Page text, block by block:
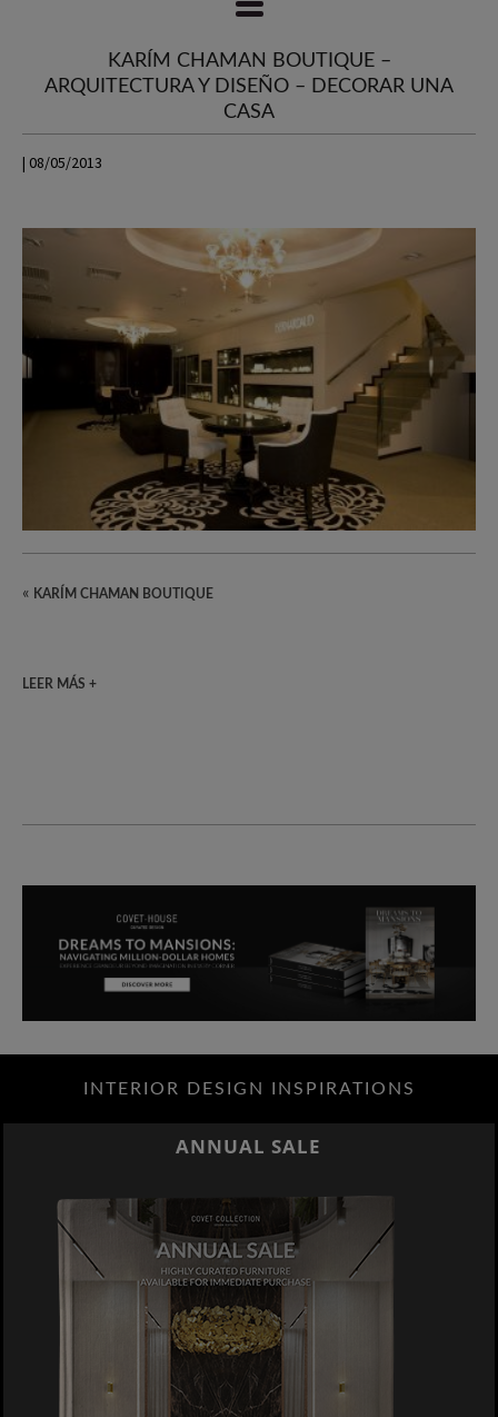
KARÍM CHAMAN BOUTIQUE –
ARQUITECTURA Y DISEÑO – DECORAR UNA
CASA
| 08/05/2013
« KARÍM CHAMAN BOUTIQUE
LEER MÁS +
INTERIOR DESIGN INSPIRATIONS
ANNUAL SALE